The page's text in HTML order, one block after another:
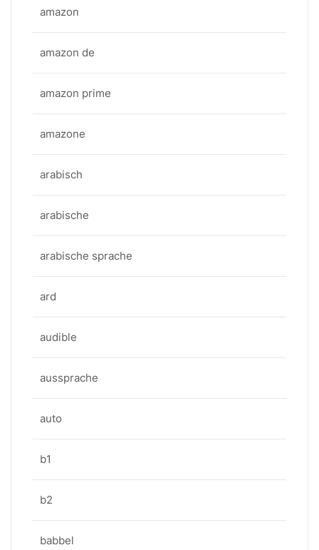
amazon
amazon de
amazon prime
amazone
arabisch
arabische
arabische sprache
ard
audible
aussprache
auto
b1
b2
babbel